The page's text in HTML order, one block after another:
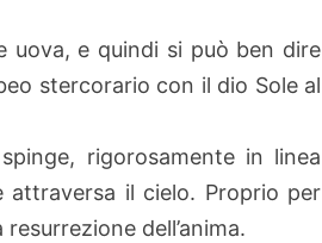
e quindi si può ben dire
stercorario con il dio Sole al
rigorosamente in linea
attraversa il cielo. Proprio per
dell’anima.